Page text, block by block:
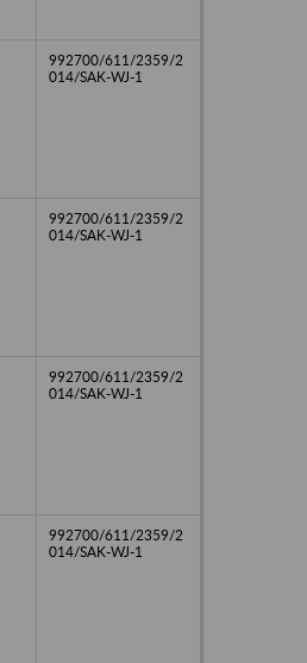
992700/611/2359/2
014/SAK-WJ-1
992700/611/2359/2
014/SAK-WJ-1
992700/611/2359/2
014/SAK-WJ-1
992700/611/2359/2
014/SAK-WJ-1